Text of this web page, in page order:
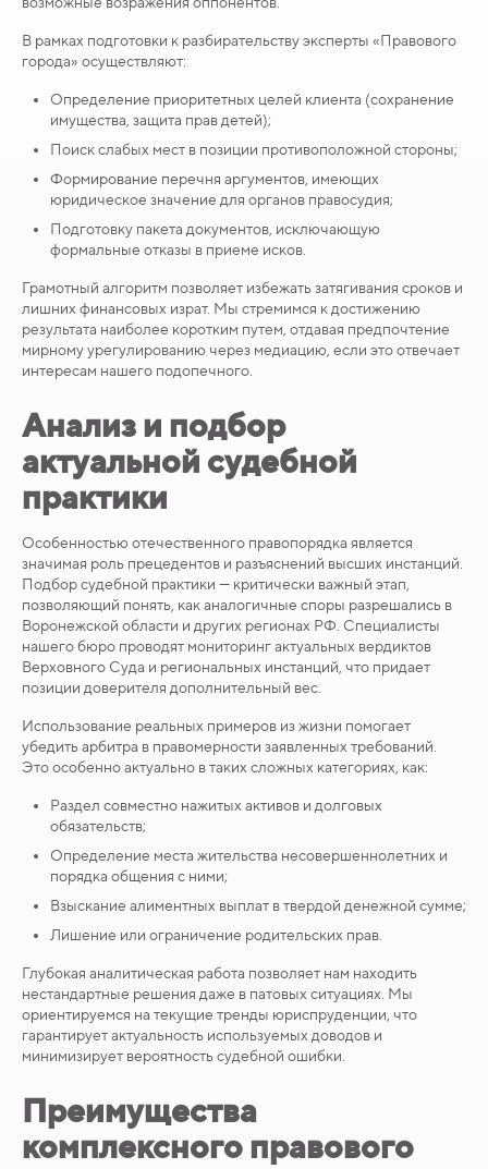
В рамках подготовки к разбирательству эксперты «Правового
города» осуществляют:
Определение приоритетных целей клиента (сохранение
имущества, защита прав детей);
Поиск слабых мест в позиции противоположной стороны;
Формирование перечня аргументов, имеющих
юридическое значение для органов правосудия;
Подготовку пакета документов, исключающую
формальные отказы в приеме исков.
Грамотный алгоритм позволяет избежать затягивания сроков и
лишних финансовых израт. Мы стремимся к достижению
результата наиболее коротким путем, отдавая предпочтение
мирному урегулированию через медиацию, если это отвечает
интересам нашего подопечного.
Анализ и подбор
актуальной судебной
практики
Особенностью отечественного правопорядка является
значимая роль прецедентов и разъяснений высших инстанций.
Подбор судебной практики — критически важный этап,
позволяющий понять, как аналогичные споры разрешались в
Воронежской области и других регионах РФ. Специалисты
нашего бюро проводят мониторинг актуальных вердиктов
Верховного Суда и региональных инстанций, что придает
позиции доверителя дополнительный вес.
Использование реальных примеров из жизни помогает
убедить арбитра в правомерности заявленных требований.
Это особенно актуально в таких сложных категориях, как:
Раздел совместно нажитых активов и долговых
обязательств;
Определение места жительства несовершеннолетних и
порядка общения с ними;
Взыскание алиментных выплат в твердой денежной сумме;
Лишение или ограничение родительских прав.
Глубокая аналитическая работа позволяет нам находить
нестандартные решения даже в патовых ситуациях. Мы
ориентируемся на текущие тренды юриспруденции, что
гарантирует актуальность используемых доводов и
минимизирует вероятность судебной ошибки.
Преимущества
комплексного правового